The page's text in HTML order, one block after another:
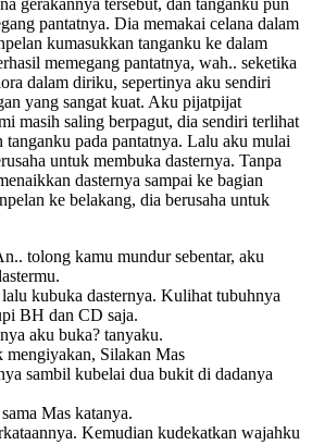
pantatnya. Dia memakai celana dalam
kumasukkan tanganku ke dalam
memegang pantatnya, wah.. seketika
dalam diriku, sepertinya aku sendiri
yang sangat kuat. Aku pijatpijat
masih saling berpagut, dia sendiri terlihat
tanganku pada pantatnya. Lalu aku mulai
untuk membuka dasternya. Tanpa
dasternya sampai ke bagian
ke belakang, dia berusaha untuk
tolong kamu mundur sebentar, aku
kubuka dasternya. Kulihat tubuhnya
BH dan CD saja.
aku buka? tanyaku.
mengiyakan, Silakan Mas
sambil kubelai dua bukit di dadanya
Mas katanya.
Kemudian kudekatkan wajahku